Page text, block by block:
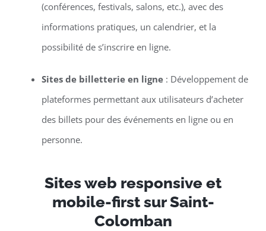
(conférences, festivals, salons, etc.), avec des
informations pratiques, un calendrier, et la
possibilité de s’inscrire en ligne.
Sites de billetterie en ligne: Développement de
plateformes permettant aux utilisateurs d’acheter
des billets pour des événements en ligne ou en
personne.
Sites web responsive et
mobile-first sur Saint-
Colomban